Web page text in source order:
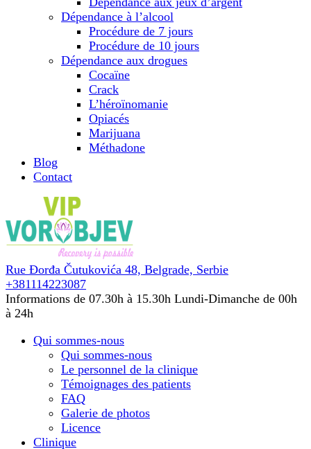
Dépendance à l’alcool
Procédure de 7 jours
Procédure de 10 jours
Dépendance aux drogues
Cocaïne
Crack
L’héroïnomanie
Opiacés
Marijuana
Méthadone
Blog
Contact
Rue Đorđa Čutukovića 48, Belgrade, Serbie
+381114223087
Informations de 07.30h à 15.30h Lundi-Dimanche de 00h
à 24h
Qui sommes-nous
Qui sommes-nous
Le personnel de la clinique
Témoignages des patients
FAQ
Galerie de photos
Licence
Сlinique